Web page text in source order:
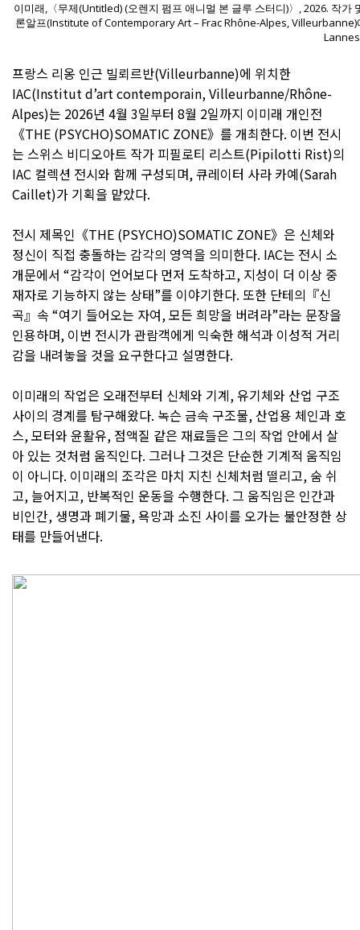
이미래,〈무제(Untitled) (오렌지 펌프 애니멀 본 글루 스터디)〉, 2026. 작
론알프(Institute of Contemporary Art – Frac Rhône-Alpes, Villeurbanne)
Lannes
프랑스 리옹 인근 빌뢰르반(Villeurbanne)에 위치한
IAC(Institut d’art contemporain, Villeurbanne/Rhône-
Alpes)는 2026년 4월 3일부터 8월 2일까지 이미래 개인전
《THE (PSYCHO)SOMATIC ZONE》를 개최한다. 이번 전시
는 스위스 비디오아트 작가 피필로티 리스트(Pipilotti Rist)의
IAC 컬렉션 전시와 함께 구성되며, 큐레이터 사라 카예(Sarah
Caillet)가 기획을 맡았다.
전시 제목인《THE (PSYCHO)SOMATIC ZONE》은 신체와
정신이 직접 충돌하는 감각의 영역을 의미한다. IAC는 전시 소
개문에서 “감각이 언어보다 먼저 도착하고, 지성이 더 이상 중
재자로 기능하지 않는 상태”를 이야기한다. 또한 단테의『신
곡』속 “여기 들어오는 자여, 모든 희망을 버려라”라는 문장을
인용하며, 이번 전시가 관람객에게 익숙한 해석과 이성적 거리
감을 내려놓을 것을 요구한다고 설명한다.
이미래의 작업은 오래전부터 신체와 기계, 유기체와 산업 구조
사이의 경계를 탐구해왔다. 녹슨 금속 구조물, 산업용 체인과 호
스, 모터와 윤활유, 점액질 같은 재료들은 그의 작업 안에서 살
아 있는 것처럼 움직인다. 그러나 그것은 단순한 기계적 움직임
이 아니다. 이미래의 조각은 마치 지친 신체처럼 떨리고, 숨 쉬
고, 늘어지고, 반복적인 운동을 수행한다. 그 움직임은 인간과
비인간, 생명과 폐기물, 욕망과 소진 사이를 오가는 불안정한 상
태를 만들어낸다.